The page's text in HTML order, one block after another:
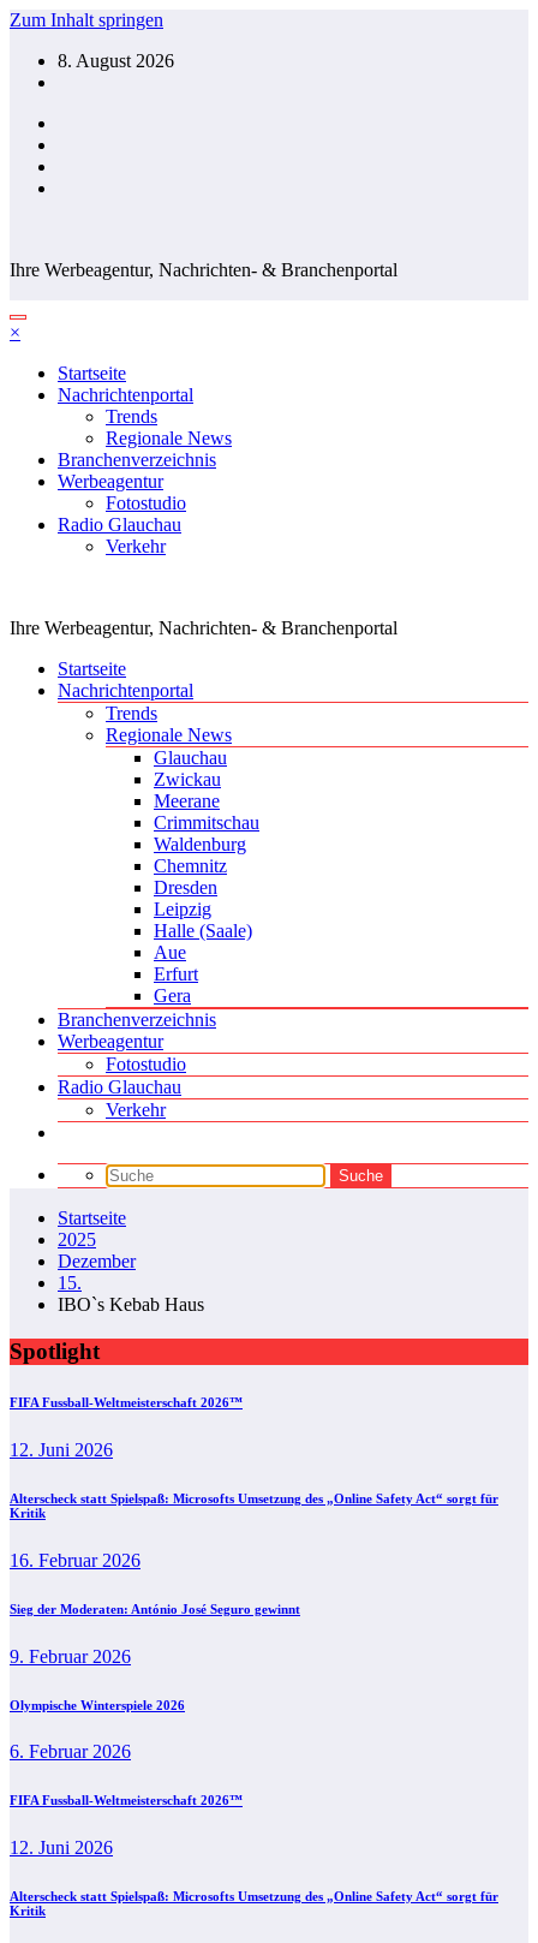
Zum Inhalt springen
8. August 2026
Ihre Werbeagentur, Nachrichten- & Branchenportal
×
Startseite
Nachrichtenportal
Trends
Regionale News
Branchenverzeichnis
Werbeagentur
Fotostudio
Radio Glauchau
Verkehr
Ihre Werbeagentur, Nachrichten- & Branchenportal
Startseite
Nachrichtenportal
Trends
Regionale News
Glauchau
Zwickau
Meerane
Crimmitschau
Waldenburg
Chemnitz
Dresden
Leipzig
Halle (Saale)
Aue
Erfurt
Gera
Branchenverzeichnis
Werbeagentur
Fotostudio
Radio Glauchau
Verkehr
Startseite
2025
Dezember
15.
IBO`s Kebab Haus
Spotlight
FIFA Fussball-Weltmeisterschaft 2026™
12. Juni 2026
Alterscheck statt Spielspaß: Microsofts Umsetzung des „Online Safety Act“ sorgt für
Kritik
16. Februar 2026
Sieg der Moderaten: António José Seguro gewinnt
9. Februar 2026
Olympische Winterspiele 2026
6. Februar 2026
FIFA Fussball-Weltmeisterschaft 2026™
12. Juni 2026
Alterscheck statt Spielspaß: Microsofts Umsetzung des „Online Safety Act“ sorgt für
Kritik